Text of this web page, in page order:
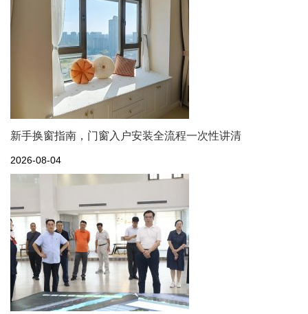
新手换窗指南，门窗入户安装全流程一次性讲清
2026-08-04